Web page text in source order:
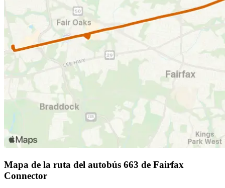
Mapa de la ruta del autobús 663 de Fairfax
Connector